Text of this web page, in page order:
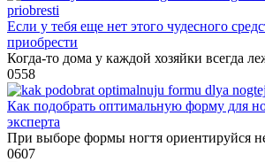
Если у тебя еще нет этого чудесного
приобрести
Когда-то дома у каждой хозяйки всегда
0558
Как подобрать оптимальную форму для
эксперта
При выборе формы ногтя ориентируйся
0607